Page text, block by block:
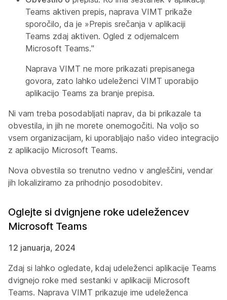
Teams aktiven prepis, naprava VIMT prikaže
sporočilo, da je »Prepis srečanja v aplikaciji
Teams zdaj aktiven. Ogled z odjemalcem
Microsoft Teams."
Naprava VIMT ne more prikazati prepisanega
govora, zato lahko udeleženci VIMT uporabijo
aplikacijo Teams za branje prepisa.
Ni vam treba posodabljati naprav, da bi prikazale ta
obvestila, in jih ne morete onemogočiti. Na voljo so
vsem organizacijam, ki uporabljajo našo video integracijo
z aplikacijo Microsoft Teams.
Nova obvestila so trenutno vedno v angleščini, vendar
jih lokaliziramo za prihodnjo posodobitev.
Oglejte si dvignjene roke udeležencev
Microsoft Teams
12 januarja, 2024
Zdaj si lahko ogledate, kdaj udeleženci aplikacije Teams
dvignejo roke med sestanki v aplikaciji Microsoft
Teams. Naprava VIMT prikazuje ime udeleženca